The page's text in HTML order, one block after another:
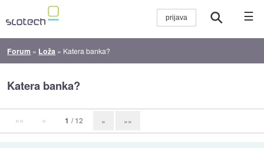
☰
Forum » Loža » Katera banka?
Katera banka?
«« « 1 / 12 » »»